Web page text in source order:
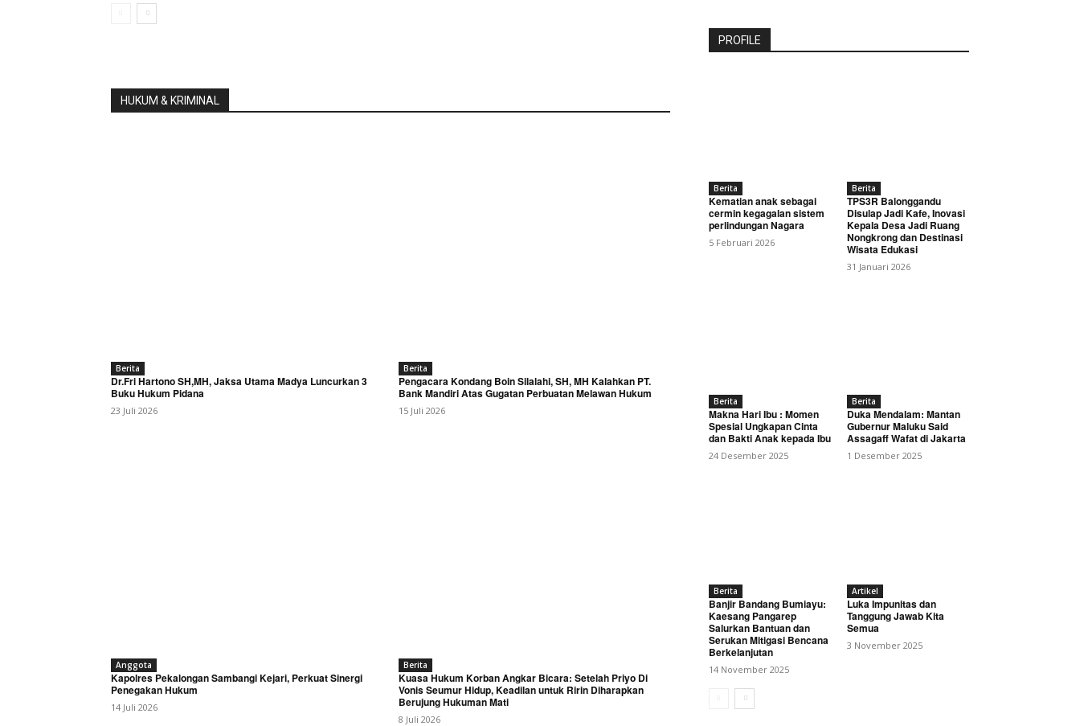
Contact us
PKDI Resmi Kukuhkan Pengurus DPC Kabupaten Pekalongan, Siap Perkuat Sinergi dan
HUKUM & KRIMINAL
Berita
Dr.Fri Hartono SH,MH, Jaksa Utama Madya Luncurkan 3
Buku Hukum Pidana
23 Juli 2026
Berita
Pengacara Kondang Boin Silalahi, SH, MH Kalahkan PT.
Bank Mandiri Atas Gugatan Perbuatan Melawan Hukum
15 Juli 2026
Anggota
Kapolres Pekalongan Sambangi Kejari, Perkuat Sinergi
Penegakan Hukum
14 Juli 2026
Berita
Kuasa Hukum Korban Angkar Bicara: Setelah Priyo Di
Vonis Seumur Hidup, Keadilan untuk Ririn Diharapkan
Berujung Hukuman Mati
8 Juli 2026
PROFILE
Berita
Kematian anak sebagai
cermin kegagalan sistem
perlindungan Nagara
5 Februari 2026
Berita
TPS3R Balonggandu
Disulap Jadi Kafe, Inovasi
Kepala Desa Jadi Ruang
Nongkrong dan Destinasi
Wisata Edukasi
31 Januari 2026
Berita
Makna Hari Ibu : Momen
Spesial Ungkapan Cinta
dan Bakti Anak kepada Ibu
24 Desember 2025
Berita
Duka Mendalam: Mantan
Gubernur Maluku Said
Assagaff Wafat di Jakarta
1 Desember 2025
Berita
Banjir Bandang Bumiayu:
Kaesang Pangarep
Salurkan Bantuan dan
Serukan Mitigasi Bencana
Berkelanjutan
14 November 2025
Artikel
Luka Impunitas dan
Tanggung Jawab Kita
Semua
3 November 2025